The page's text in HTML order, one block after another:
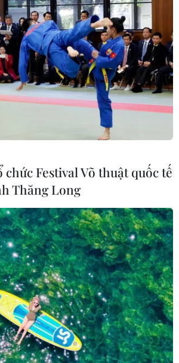
Festival Võ thuật quốc tế
Thăng Long